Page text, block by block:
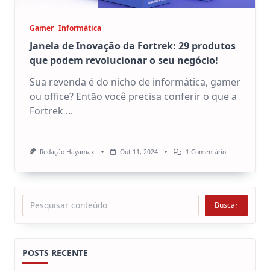
Gamer Informática
Janela de Inovação da Fortrek: 29 produtos
que podem revolucionar o seu negócio!
Sua revenda é do nicho de informática, gamer
ou office? Então você precisa conferir o que a
Fortrek ...
Redação Hayamax Out 11, 2024 1 ComentárioEm
Da
Fortrek:
29
Produtos
Revolucionar
Pesquisar Buscar
POSTS RECENTE